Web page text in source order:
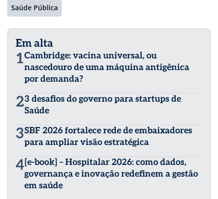
Saúde Pública
Em alta
1Cambridge: vacina universal, ou
nascedouro de uma máquina antigênica
por demanda?
23 desafios do governo para startups de
Saúde
3SBF 2026 fortalece rede de embaixadores
para ampliar visão estratégica
4[e-book] – Hospitalar 2026: como dados,
governança e inovação redefinem a gestão
em saúde